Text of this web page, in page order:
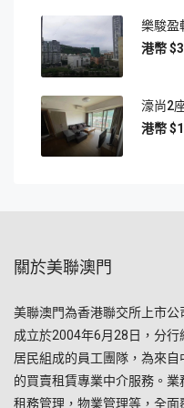
樂駿盈
濠尚2
關於美聯澳門
美聯澳門為香港聯交所上市
成立於2004年6月28日，分
居民組成的員工團隊，為來
的買賣租賃專業中介服務。業
租務管理，物業管理等，全面